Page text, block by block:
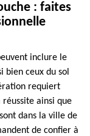
: faites
inclure le
bien ceux du sol
requiert
ainsi que
dans la ville de
de confier à